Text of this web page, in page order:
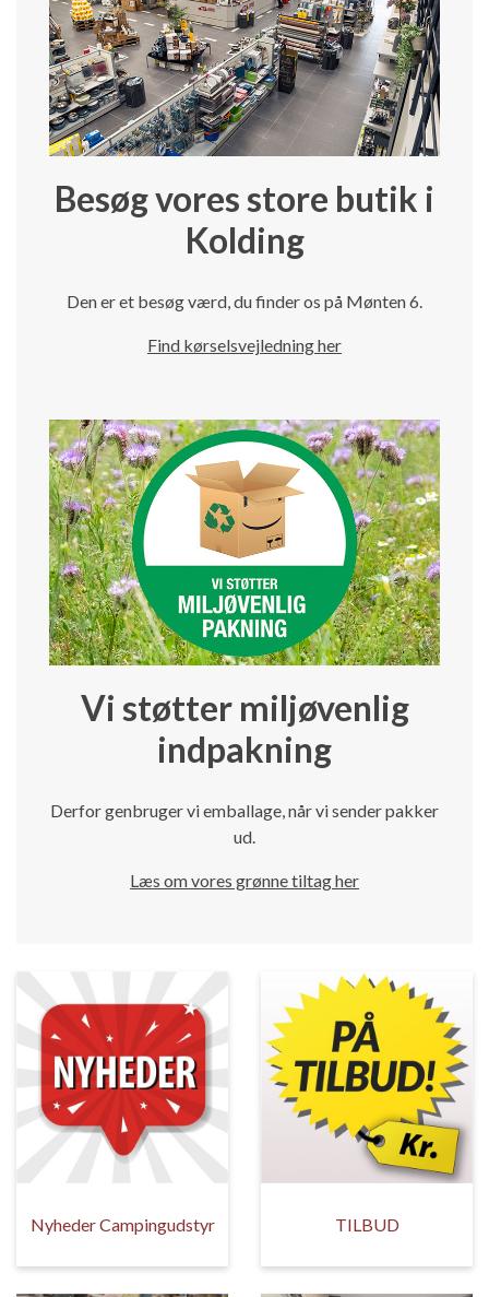
Besøg vores store butik i
Kolding
Den er et besøg værd, du finder os på Mønten 6.
Find kørselsvejledning her
Vi støtter miljøvenlig
indpakning
Derfor genbruger vi emballage, når vi sender pakker
ud.
Læs om vores grønne tiltag her
Nyheder Campingudstyr TILBUD